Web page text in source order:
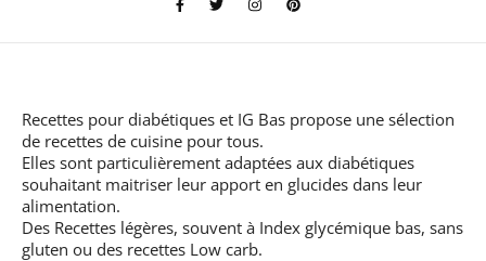
Recettes pour diabétiques et IG Bas propose une sélection
de recettes de cuisine pour tous.
Elles sont particulièrement adaptées aux diabétiques
souhaitant maitriser leur apport en glucides dans leur
alimentation.
Des Recettes légères, souvent à Index glycémique bas, sans
gluten ou des recettes Low carb.